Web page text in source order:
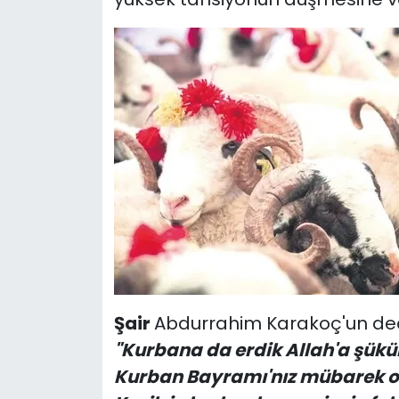
ŞairAbdurrahim Karakoç'un
"Kurbana da erdik Allah'a
Kurban Bayramı'nız mübarek
11:11 MANŞET